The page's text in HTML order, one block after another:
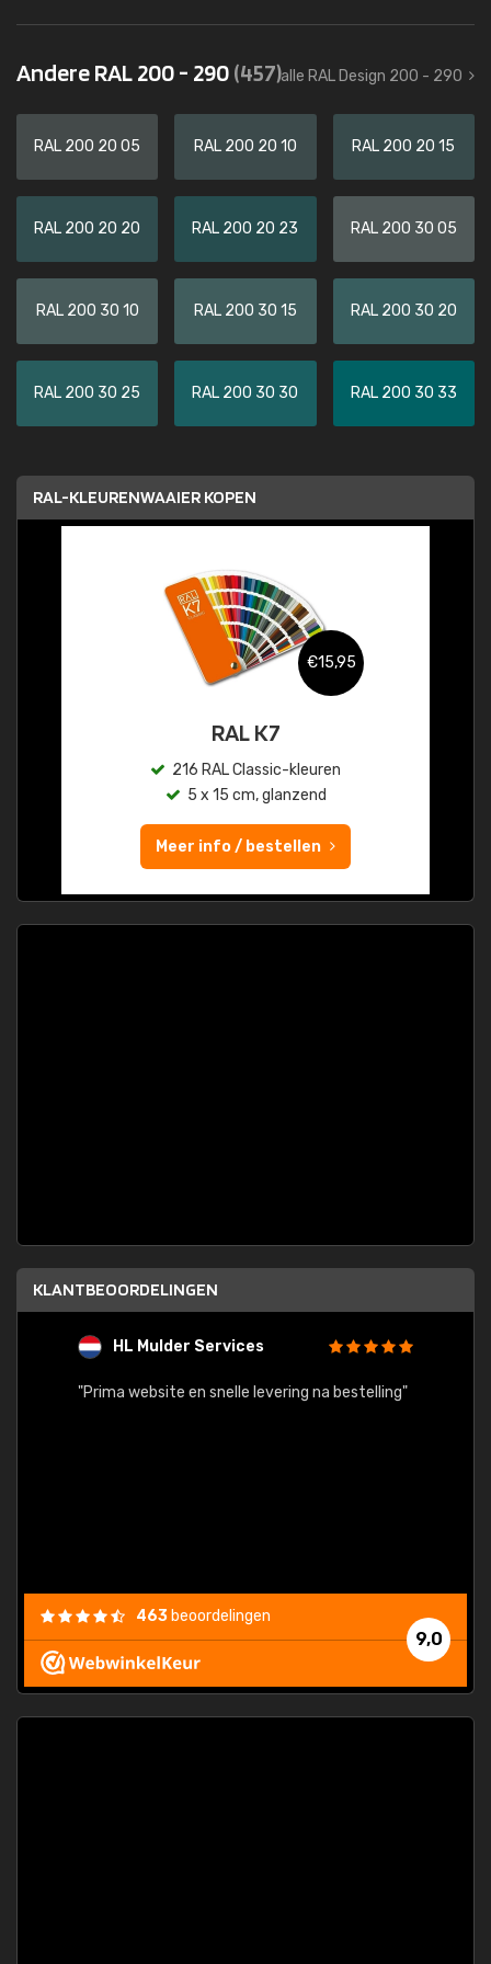
Andere RAL 200 - 290(457)alle RAL Design 200 - 290
RAL 200 20 05 RAL 200 20 10 RAL 200 20 15
RAL 200 20 20 RAL 200 20 23 RAL 200 30 05
RAL 200 30 10 RAL 200 30 15 RAL 200 30 20
RAL 200 30 25 RAL 200 30 30 RAL 200 30 33
RAL-KLEURENWAAIER KOPEN
€15,95
RAL K7
216 RAL Classic-kleuren
5 x 15 cm, glanzend
Meer info / bestellen
KLANTBEOORDELINGEN
HL Mulder Services
"Prima website en snelle levering na bestelling"
9,0
463 beoordelingen